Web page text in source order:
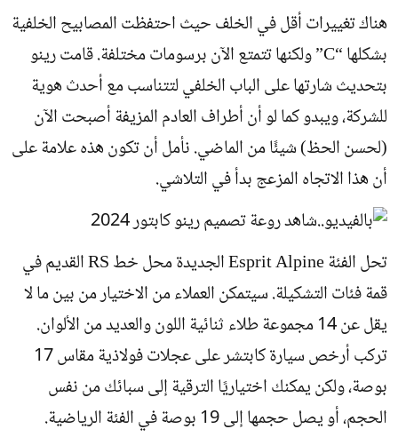
هناك تغييرات أقل في الخلف حيث احتفظت المصابيح الخلفية
بشكلها “C” ولكنها تتمتع الآن برسومات مختلفة. قامت رينو
بتحديث شارتها على الباب الخلفي لتتناسب مع أحدث هوية
للشركة، ويبدو كما لو أن أطراف العادم المزيفة أصبحت الآن
(لحسن الحظ) شيئًا من الماضي. نأمل أن تكون هذه علامة على
أن هذا الاتجاه المزعج بدأ في التلاشي.
تحل الفئة Esprit Alpine الجديدة محل خط RS القديم في
قمة فئات التشكيلة. سيتمكن العملاء من الاختيار من بين ما لا
يقل عن 14 مجموعة طلاء ثنائية اللون والعديد من الألوان.
تركب أرخص سيارة كابتشر على عجلات فولاذية مقاس 17
بوصة، ولكن يمكنك اختياريًا الترقية إلى سبائك من نفس
الحجم، أو يصل حجمها إلى 19 بوصة في الفئة الرياضية.